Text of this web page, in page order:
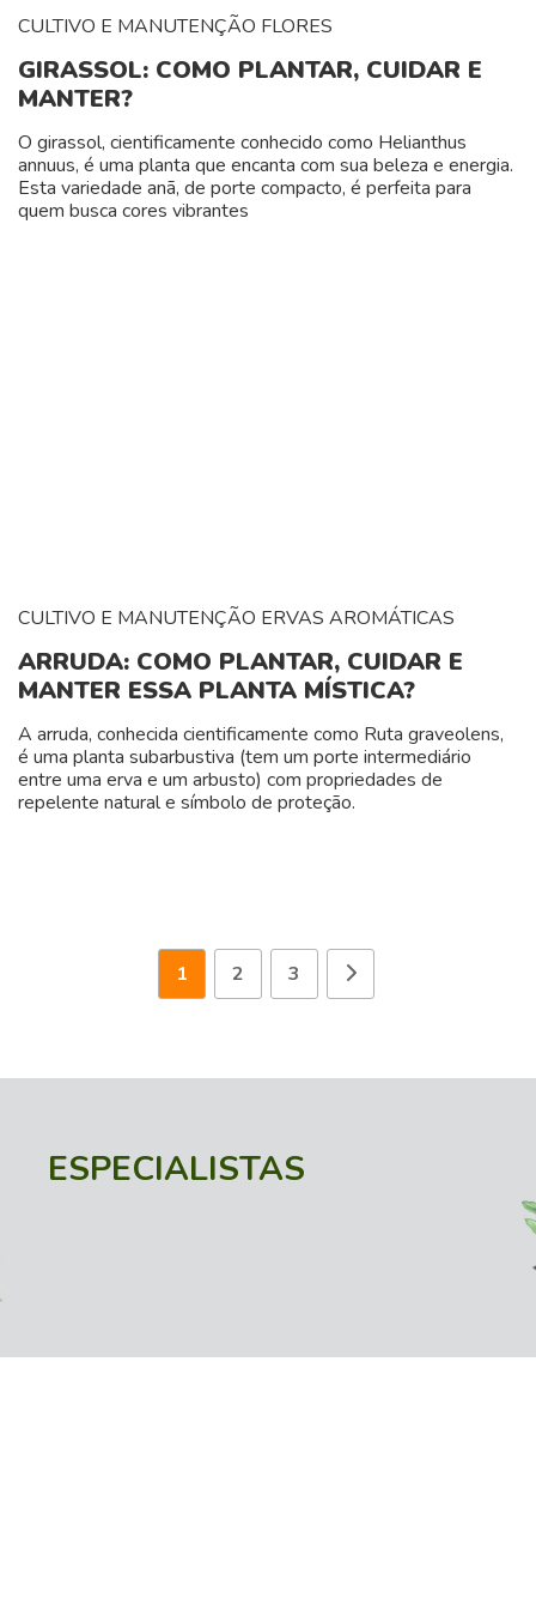
CULTIVO E MANUTENÇÃO FLORES
GIRASSOL: COMO PLANTAR, CUIDAR E
MANTER?
O girassol, cientificamente conhecido como Helianthus
annuus, é uma planta que encanta com sua beleza e energia.
Esta variedade anã, de porte compacto, é perfeita para
quem busca cores vibrantes
CULTIVO E MANUTENÇÃO ERVAS AROMÁTICAS
ARRUDA: COMO PLANTAR, CUIDAR E
MANTER ESSA PLANTA MÍSTICA?
A arruda, conhecida cientificamente como Ruta graveolens,
é uma planta subarbustiva (tem um porte intermediário
entre uma erva e um arbusto) com propriedades de
repelente natural e símbolo de proteção.
1 2 3
ESPECIALISTAS